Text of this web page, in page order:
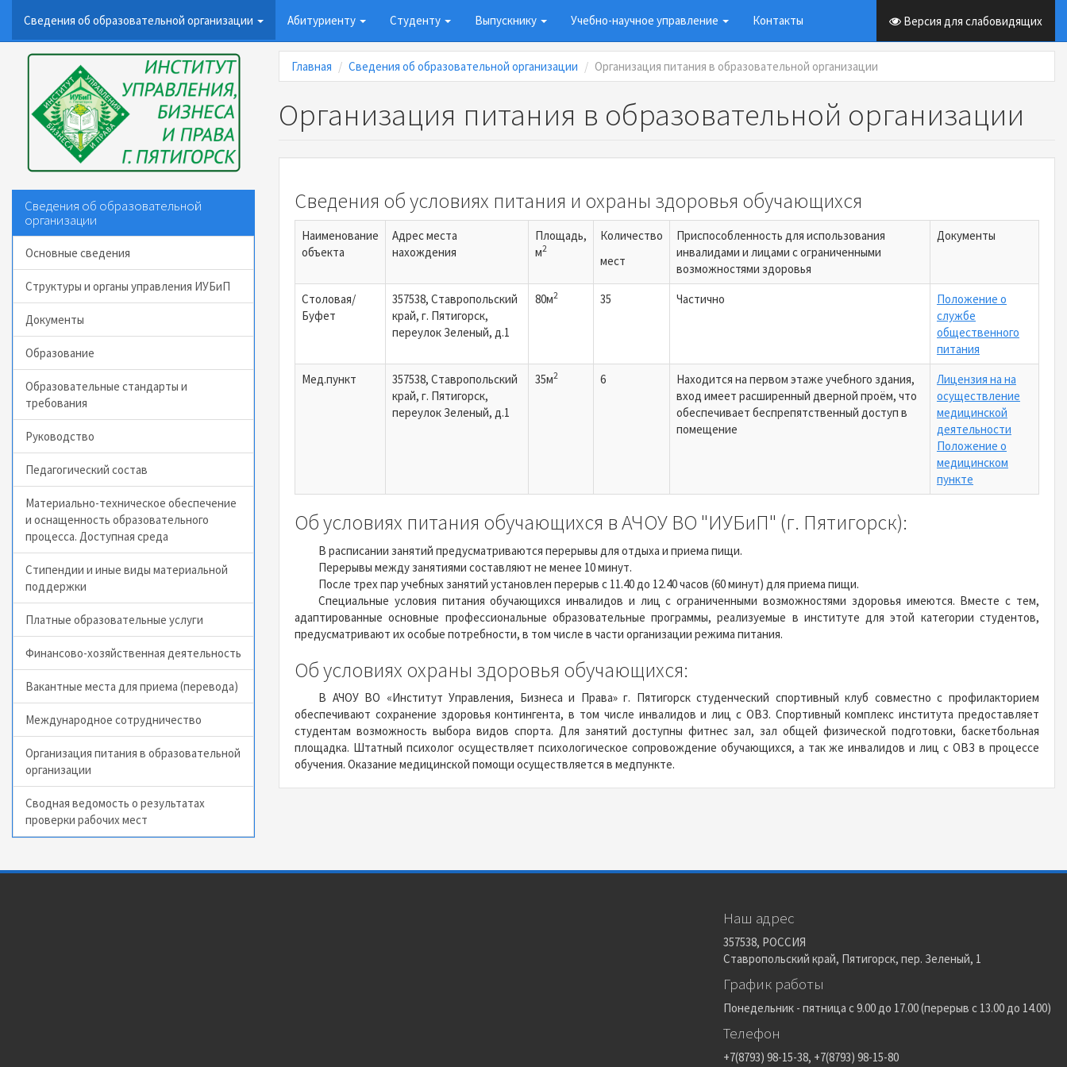
Перейти
основному
содержанию
Сведения об образовательной организации Абитуриенту Студенту Выпускнику Учебно-научное управление Контакты Версия для слабовидящих
Сведения об образовательной
организации
Основные сведения
Структуры и органы управления ИУБиП
Документы
Образование
Образовательные стандарты и
требования
Руководство
Педагогический состав
Материально-техническое обеспечение
и оснащенность образовательного
процесса. Доступная среда
Стипендии и иные виды материальной
поддержки
Платные образовательные услуги
Финансово-хозяйственная деятельность
Вакантные места для приема (перевода)
Международное сотрудничество
Организация питания в образовательной
организации
Сводная ведомость о результатах
проверки рабочих мест
Главная Сведения об образовательной организации Организация питания в образовательной организации
Организация питания в образовательной организации
Сведения об условиях питания и охраны здоровья обучающихся
Наименование
объекта
Адрес места
нахождения
Площадь,
м2
Количество
мест
Приспособленность для использования
инвалидами и лицами с ограниченными
возможностями здоровья
Документы
Столовая/
Буфет
357538, Ставропольский
край, г. Пятигорск,
переулок Зеленый, д.1
80м2 35 Частично
Положение о
службе
общественного
питания
Мед.пункт
357538, Ставропольский
край, г. Пятигорск,
переулок Зеленый, д.1
35м2 6
Находится на первом этаже учебного здания,
вход имеет расширенный дверной проём, что
обеспечивает беспрепятственный доступ в
помещение
Лицензия на на
осуществление
медицинской
деятельности
Положение о
медицинском
пункте
Об условиях питания обучающихся в АЧОУ ВО "ИУБиП" (г. Пятигорск):
В расписании занятий предусматриваются перерывы для отдыха и приема пищи.
Перерывы между занятиями составляют не менее 10 минут.
После трех пар учебных занятий установлен перерыв с 11.40 до 12.40 часов (60 минут) для приема пищи.
Специальные условия питания обучающихся инвалидов и лиц с ограниченными возможностями здоровья имеются. Вместе с тем,
адаптированные основные профессиональные образовательные программы, реализуемые в институте для этой категории студентов,
предусматривают их особые потребности, в том числе в части организации режима питания.
Об условиях охраны здоровья обучающихся:
В АЧОУ ВО «Институт Управления, Бизнеса и Права» г. Пятигорск студенческий спортивный клуб совместно с профилакторием
обеспечивают сохранение здоровья контингента, в том числе инвалидов и лиц с ОВЗ. Спортивный комплекс института предоставляет
студентам возможность выбора видов спорта. Для занятий доступны фитнес зал, зал общей физической подготовки, баскетбольная
площадка. Штатный психолог осуществляет психологическое сопровождение обучающихся, а так же инвалидов и лиц с ОВЗ в процессе
обучения. Оказание медицинской помощи осуществляется в медпункте.
Наш адрес
357538, РОССИЯ
Ставропольский край, Пятигорск, пер. Зеленый, 1
График работы
Понедельник - пятница с 9.00 до 17.00 (перерыв с 13.00 до 14.00)
Телефон
+7(8793) 98-15-38, +7(8793) 98-15-80